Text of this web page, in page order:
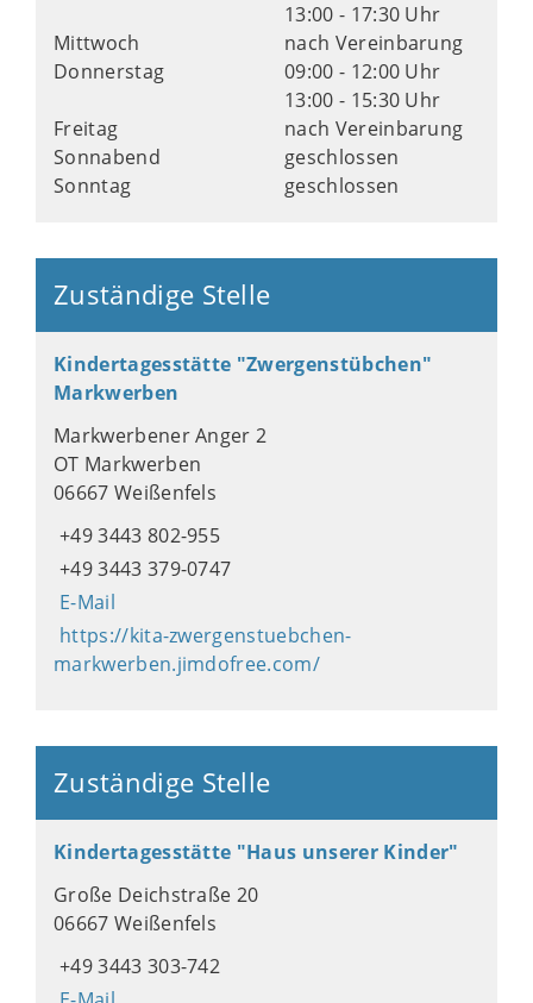
13:00 - 17:30 Uhr
Mittwoch
nach Vereinbarung
Donnerstag
09:00 - 12:00 Uhr
13:00 - 15:30 Uhr
Freitag
nach Vereinbarung
Sonnabend
geschlossen
Sonntag
geschlossen
Zuständige Stelle
Kindertagesstätte "Zwergenstübchen"
Markwerben
Markwerbener Anger 2
OT Markwerben
06667 Weißenfels
+49 3443 802-955
+49 3443 379-0747
E-Mail
https://kita-zwergenstuebchen-
markwerben.jimdofree.com/
Zuständige Stelle
Kindertagesstätte "Haus unserer Kinder"
Große Deichstraße 20
06667 Weißenfels
+49 3443 303-742